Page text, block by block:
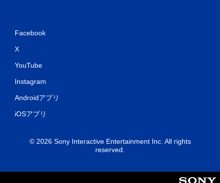
Facebook
X
YouTube
Instagram
Androidアプリ
iOSアプリ
© 2026 Sony Interactive Entertainment Inc. All rights
reserved.